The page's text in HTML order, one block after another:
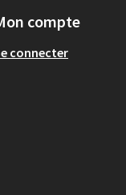
compte
connecter